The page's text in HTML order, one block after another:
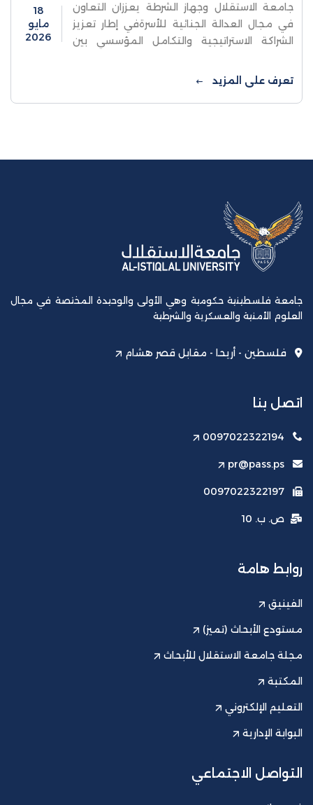
جامعة الاستقلال وجهاز الشرطة يعززان التعاون
في مجال العدالة الجنائية للأسرةفي إطار تعزيز
الشراكة الاستراتيجية والتكامل المؤسسي بين
بحثت جامعة الاستقلال والشرطة الفلسطينية
سبل تعزيز ...
18
مايو
2026
تعرف على المزيد
جامعة فلسطينية حكومية وهي الأولى والوحيدة المختصة في مجال
العلوم الأمنية والعسكرية والشرطية
فلسطين - أريحا - مقابل قصر هشام
اتصل بنا
0097022322194
pr@pass.ps
0097022322197
ص. ب. 10
روابط هامة
الفينيق
مستودع الأبحاث (تميز)
مجلة جامعة الاستقلال للأبحاث
المكتبة
التعليم الإلكتروني
البوابة الإدارية
التواصل الاجتماعي